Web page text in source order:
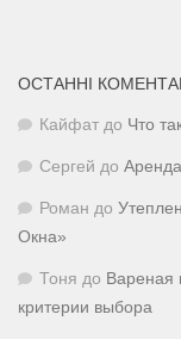
ОСТАННІ
Кайфат до Что
Сергей до
Роман до
Окна»
Тоня до Вареная
критерии выбора